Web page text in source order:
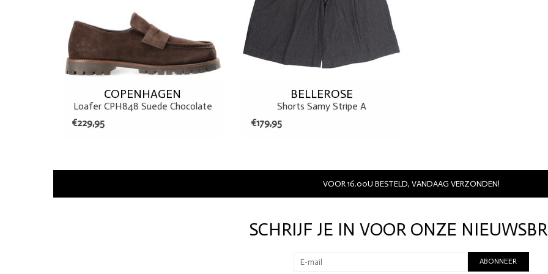
COPENHAGEN
Loafer CPH848 Suede Chocolate
€229,95
BELLEROSE
Shorts Samy Stripe A
€179,95
VOOR 16.00U BESTELD, VANDAAG VERZONDEN!
SCHRIJF JE IN VOOR ONZE
ABONNEER